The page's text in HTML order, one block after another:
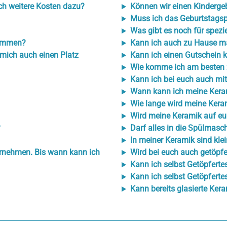
weitere Kosten dazu?
auch einen Platz
Bis wann kann ich
Können wir einen
Muss ich das
Was gibt es noch für
Kann ich auch zu Hause
Kann ich einen Gutschein
Wie komme ich am besten
Kann ich bei euch auch
Wann kann ich meine
Wie lange wird meine
Wird meine Keramik auf
Darf alles in die
In meiner Keramik sind
Wird bei euch auch
Kann ich selbst
Kann ich selbst
Kann bereits glasierte